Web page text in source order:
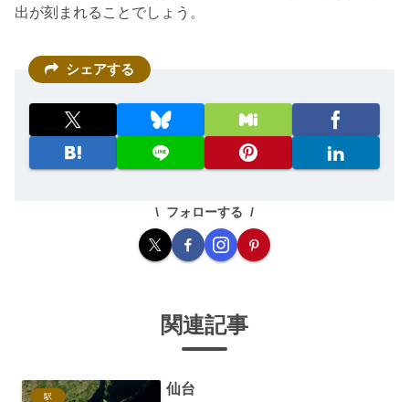
出が刻まれることでしょう。
シェアする
フォローする
関連記事
駅 仙台